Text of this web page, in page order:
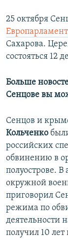
25 октября
Сахарова.
состояться 12
Больше
Сенцове вы
Сенцов и
Кольченко
российских
обвинению в
полуострове. В
окружной
приговорил
режима по
деятельности
получил 10